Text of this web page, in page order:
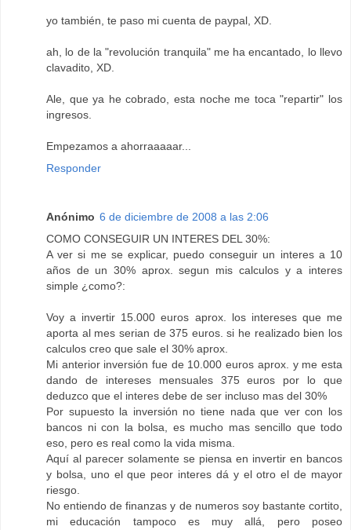
yo también, te paso mi cuenta de paypal, XD.
ah, lo de la "revolución tranquila" me ha encantado, lo llevo
clavadito, XD.
Ale, que ya he cobrado, esta noche me toca "repartir" los
ingresos.
Empezamos a ahorraaaaar...
Responder
Anónimo 6 de diciembre de 2008 a las 2:06
COMO CONSEGUIR UN INTERES DEL 30%:
A ver si me se explicar, puedo conseguir un interes a 10
años de un 30% aprox. segun mis calculos y a interes
simple ¿como?:
Voy a invertir 15.000 euros aprox. los intereses que me
aporta al mes serian de 375 euros. si he realizado bien los
calculos creo que sale el 30% aprox.
Mi anterior inversión fue de 10.000 euros aprox. y me esta
dando de intereses mensuales 375 euros por lo que
deduzco que el interes debe de ser incluso mas del 30%
Por supuesto la inversión no tiene nada que ver con los
bancos ni con la bolsa, es mucho mas sencillo que todo
eso, pero es real como la vida misma.
Aquí al parecer solamente se piensa en invertir en bancos
y bolsa, uno el que peor interes dá y el otro el de mayor
riesgo.
No entiendo de finanzas y de numeros soy bastante cortito,
mi educación tampoco es muy allá, pero poseo